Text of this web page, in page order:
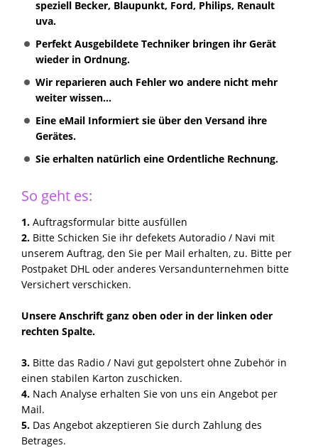
speziell Becker, Blaupunkt, Ford, Philips, Renault
uva.
Perfekt Ausgebildete Techniker bringen ihr Gerät
wieder in Ordnung.
Wir reparieren auch Fehler wo andere nicht mehr
weiter wissen...
Eine eMail Informiert sie über den Versand ihre
Gerätes.
Sie erhalten natürlich eine Ordentliche Rechnung.
So geht es:
1. Auftragsformular bitte ausfüllen
2. Bitte Schicken Sie ihr defekets Autoradio / Navi mit
unserem Auftrag, den Sie per Mail erhalten, zu. Bitte per
Postpaket DHL oder anderes Versandunternehmen bitte
Versichert verschicken.
Unsere Anschrift ganz oben oder in der linken oder
rechten Spalte.
3. Bitte das Radio / Navi gut gepolstert ohne Zubehör in
einen stabilen Karton zuschicken.
4. Nach Analyse erhalten Sie von uns ein Angebot per
Mail.
5. Das Angebot akzeptieren Sie durch Zahlung des
Betrages.